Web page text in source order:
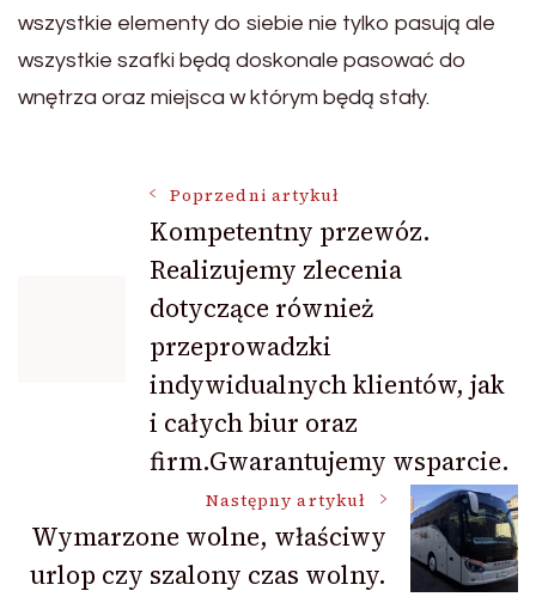
wszystkie elementy do siebie nie tylko pasują ale
wszystkie szafki będą doskonale pasować do
wnętrza oraz miejsca w którym będą stały.
Nawigacja
wpisu
Poprzedni artykuł
Kompetentny przewóz.
Realizujemy zlecenia
dotyczące również
przeprowadzki
indywidualnych klientów, jak
i całych biur oraz
firm.Gwarantujemy wsparcie.
Następny artykuł
Wymarzone wolne, właściwy
urlop czy szalony czas wolny.